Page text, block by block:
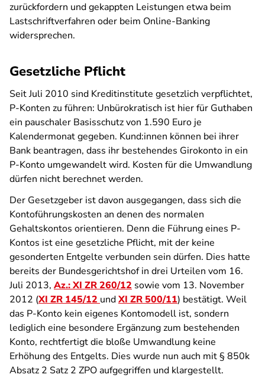
zurückfordern und gekappten Leistungen etwa beim
Lastschriftverfahren oder beim Online-Banking
widersprechen.
Gesetzliche Pflicht
Seit Juli 2010 sind Kreditinstitute gesetzlich verpflichtet,
P-Konten zu führen: Unbürokratisch ist hier für Guthaben
ein pauschaler Basisschutz von 1.590 Euro je
Kalendermonat gegeben. Kund:innen können bei ihrer
Bank beantragen, dass ihr bestehendes Girokonto in ein
P-Konto umgewandelt wird. Kosten für die Umwandlung
dürfen nicht berechnet werden.
Der Gesetzgeber ist davon ausgegangen, dass sich die
Kontoführungskosten an denen des normalen
Gehaltskontos orientieren. Denn die Führung eines P-
Kontos ist eine gesetzliche Pflicht, mit der keine
gesonderten Entgelte verbunden sein dürfen. Dies hatte
bereits der Bundesgerichtshof in drei Urteilen vom 16.
Juli 2013, Az.: XI ZR 260/12 sowie vom 13. November
2012 (XI ZR 145/12 undXI ZR 500/11) bestätigt. Weil
das P-Konto kein eigenes Kontomodell ist, sondern
lediglich eine besondere Ergänzung zum bestehenden
Konto, rechtfertigt die bloße Umwandlung keine
Erhöhung des Entgelts. Dies wurde nun auch mit § 850k
Absatz 2 Satz 2 ZPO aufgegriffen und klargestellt.